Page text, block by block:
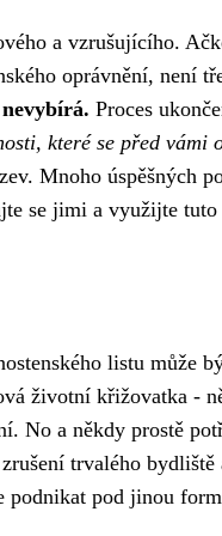
a vzrušujícího.
oprávnění, není
Proces
které se před vámi
Mnoho úspěšných
se jimi a využijte
listu může
životní křižovatka -
No a někdy prostě
trvalého bydliště
pod jinou